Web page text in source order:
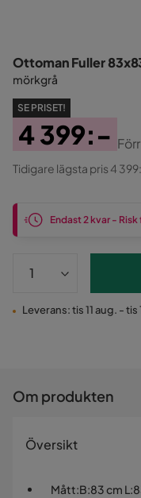
Ottoman Fuller
mörkgrå
SE PRISET!
Pris
4 399:-
Original
Pris
Förr
Tidigare lägsta pris 4
Endast 2 kvar -
Leverans: tis 11 aug. - tis
Om produkten
Översikt
Mått:B:83 cm